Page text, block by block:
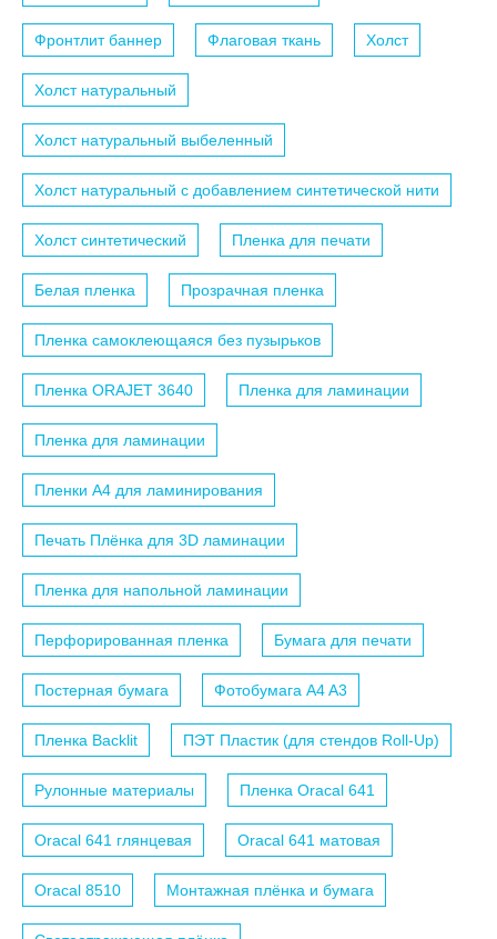
Фронтлит баннер Флаговая ткань Холст
Холст натуральный
Холст натуральный выбеленный
Холст натуральный с добавлением синтетической нити
Холст синтетический Пленка для печати
Белая пленка Прозрачная пленка
Пленка самоклеющаяся без пузырьков
Пленка ORAJET 3640 Пленка для ламинации
Пленка для ламинации
Пленки A4 для ламинирования
Печать Плёнка для 3D ламинации
Пленка для напольной ламинации
Перфорированная пленка Бумага для печати
Постерная бумага Фотобумага A4 A3
Пленка Backlit ПЭТ Пластик (для стендов Roll-Up)
Рулонные материалы Пленка Oracal 641
Oracal 641 глянцевая Oracal 641 матовая
Oracal 8510 Монтажная плёнка и бумага